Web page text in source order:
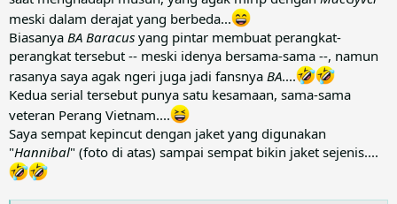
meski dalam derajat yang berbeda...
Biasanya BA Baracus yang pintar membuat perangkat-
perangkat tersebut -- meski idenya bersama-sama --, namun
rasanya saya agak ngeri juga jadi fansnya BA....
Kedua serial tersebut punya satu kesamaan, sama-sama
veteran Perang Vietnam....
Saya sempat kepincut dengan jaket yang digunakan
"Hannibal" (foto di atas) sampai sempat bikin jaket sejenis....